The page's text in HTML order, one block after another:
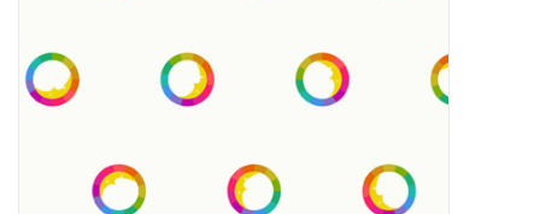
Merken